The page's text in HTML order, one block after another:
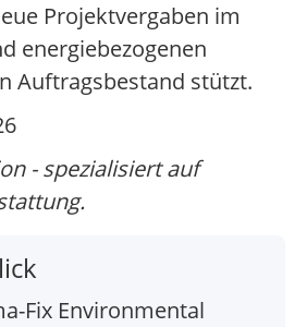
Projektvergaben im
energiebezogenen
Auftragsbestand stützt.
- spezialisiert auf
Fix Environmental